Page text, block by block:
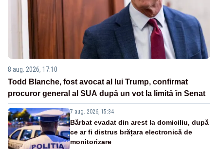
8 aug. 2026, 17:10
Todd Blanche, fost avocat al lui Trump, confirmat
procuror general al SUA după un vot la limită în Senat
7 aug. 2026, 15:34
Bărbat evadat din arest la domiciliu, după
ce ar fi distrus brățara electronică de
monitorizare